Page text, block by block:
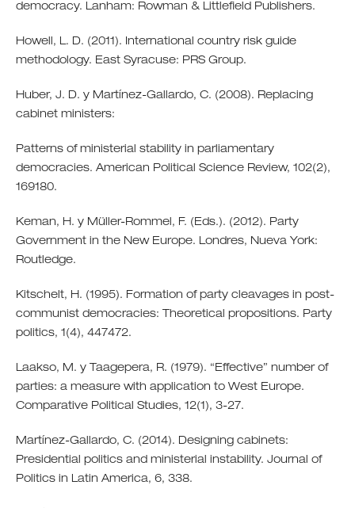
democracy. Lanham: Rowman & Littlefield Publishers.
Howell, L. D. (2011). International country risk guide
methodology. East Syracuse: PRS Group.
Huber, J. D. y Martínez-Gallardo, C. (2008). Replacing
cabinet ministers:
Patterns of ministerial stability in parliamentary
democracies. American Political Science Review, 102(2),
169180.
Keman, H. y Müller-Rommel, F. (Eds.). (2012). Party
Government in the New Europe. Londres, Nueva York:
Routledge.
Kitschelt, H. (1995). Formation of party cleavages in post-
communist democracies: Theoretical propositions. Party
politics, 1(4), 447472.
Laakso, M. y Taagepera, R. (1979). “Effective” number of
parties: a measure with application to West Europe.
Comparative Political Studies, 12(1), 3-27.
Martínez-Gallardo, C. (2014). Designing cabinets:
Presidential politics and ministerial instability. Journal of
Politics in Latin America, 6, 338.